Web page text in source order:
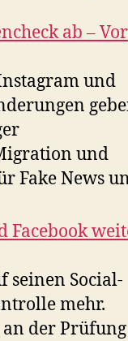
ab – Vor
und
und
Fake News
Facebook
seinen Social-
mehr.
der